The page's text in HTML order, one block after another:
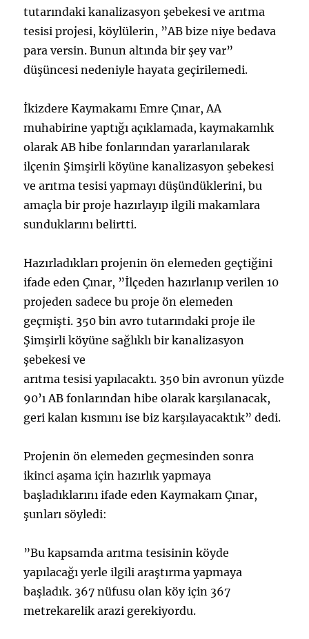
tutarındaki kanalizasyon şebekesi ve arıtma
tesisi projesi, köylülerin, ”AB bize niye bedava
para versin. Bunun altında bir şey var”
düşüncesi nedeniyle hayata geçirilemedi.
İkizdere Kaymakamı Emre Çınar, AA
muhabirine yaptığı açıklamada, kaymakamlık
olarak AB hibe fonlarından yararlanılarak
ilçenin Şimşirli köyüne kanalizasyon şebekesi
ve arıtma tesisi yapmayı düşündüklerini, bu
amaçla bir proje hazırlayıp ilgili makamlara
sunduklarını belirtti.
Hazırladıkları projenin ön elemeden geçtiğini
ifade eden Çınar, ”İlçeden hazırlanıp verilen 10
projeden sadece bu proje ön elemeden
geçmişti. 350 bin avro tutarındaki proje ile
Şimşirli köyüne sağlıklı bir kanalizasyon
şebekesi ve
arıtma tesisi yapılacaktı. 350 bin avronun yüzde
90’ı AB fonlarından hibe olarak karşılanacak,
geri kalan kısmını ise biz karşılayacaktık” dedi.
Projenin ön elemeden geçmesinden sonra
ikinci aşama için hazırlık yapmaya
başladıklarını ifade eden Kaymakam Çınar,
şunları söyledi:
”Bu kapsamda arıtma tesisinin köyde
yapılacağı yerle ilgili araştırma yapmaya
başladık. 367 nüfusu olan köy için 367
metrekarelik arazi gerekiyordu.